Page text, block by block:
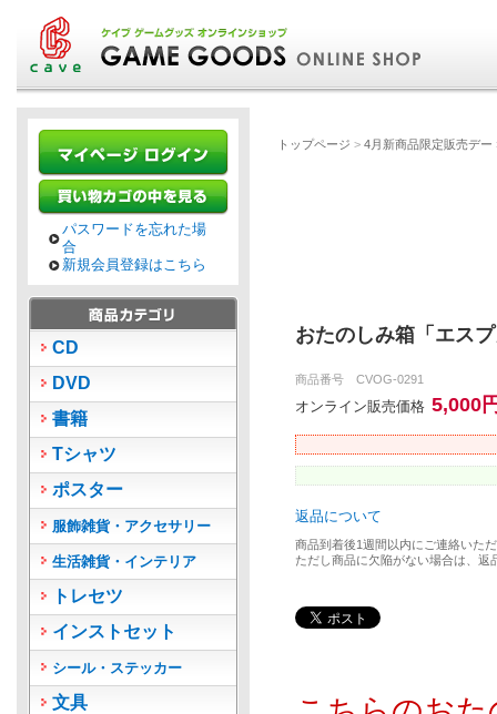
パスワードを忘れた場
合
新規会員登録はこちら
CD
DVD
書籍
Tシャツ
ポスター
服飾雑貨・アクセサリー
生活雑貨・インテリア
トレセツ
インストセット
シール・ステッカー
文具
トップページ > 4月新商品限定販売デー
おたのしみ箱「エス
商品番号 CVOG-0291
オンライン販売価格 5,000
返品について
商品到着後1週間以内にご連絡いた
ただし商品に欠陥がない場合は、